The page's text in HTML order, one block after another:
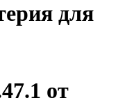
для
от